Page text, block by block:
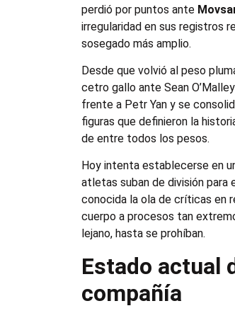
perdió por puntos ante
irregularidad en sus registros
sosegado más amplio.
Desde que volvió al peso
cetro gallo ante Sean
frente a Petr Yan y se
figuras que definieron la
de entre todos los pesos.
Hoy intenta establecerse en
atletas suban de división para
conocida la ola de críticas en
cuerpo a procesos tan
lejano, hasta se prohíban.
Estado actual
compañía